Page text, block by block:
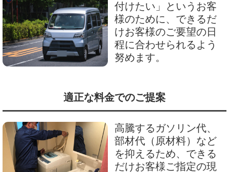
付けたい」というお客
様のために、できるだ
けお客様のご要望の日
程に合わせられるよう
努めます。
適正な料金でのご提案
高騰するガソリン代、
部材代（原材料）など
を抑えるため、できる
だけお客様ご指定の現